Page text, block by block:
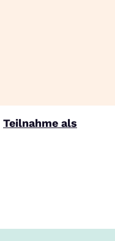
Teilnahme als